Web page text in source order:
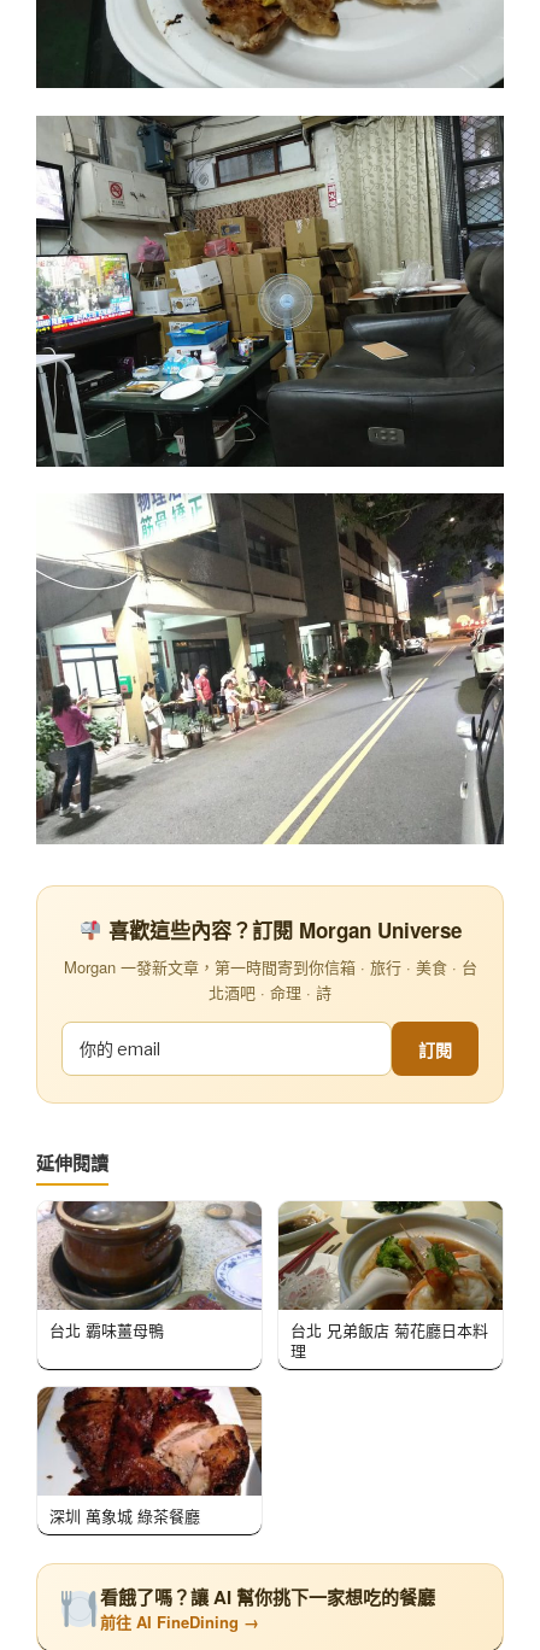
喜歡這些內容？訂閱 Morgan Universe
Morgan 一發新文章，第一時間寄到你信箱 · 旅行 · 美食 · 台
北酒吧 · 命理 · 詩
訂閱
延伸閱讀
台北 霸味薑母鴨
台北 兄弟飯店 菊花廳日本料
理
深圳 萬象城 綠茶餐廳
看餓了嗎？讓 AI 幫你挑下一家想吃的餐廳
前往 AI FineDining →